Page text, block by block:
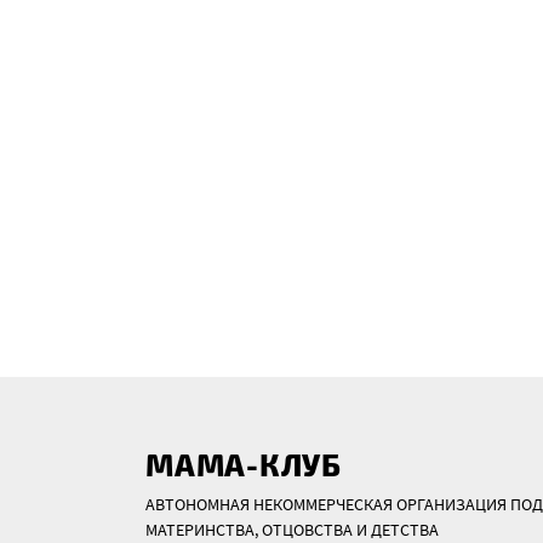
МАМА-КЛУБ
АВТОНОМНАЯ НЕКОММЕРЧЕСКАЯ ОРГАНИЗАЦИЯ
МАТЕРИНСТВА, ОТЦОВСТВА И ДЕТСТВА